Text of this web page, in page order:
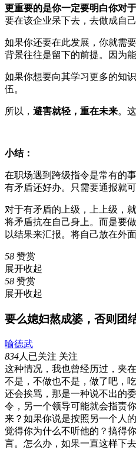
更重要的是你一定要明白你对
要在该企业呆下去，去做成自己
如果你还要在此发展，你就需
背景往往是留下的前提。因为
如果你想要向其学习更多的知
伍。
所以， 避害就轻，重在未来。
小结：
在职场遇到跨级指令是常有的
有矛盾还好办。只需要通报就可
对于有矛盾的上级，上上级，
将矛盾抗在自己身上。而是要
以结果来汇报。将自己放在外面
58 赞赏
展开收起
58 赞赏
展开收起
要么媳妇熬成婆，否则团
喻德武
834人已关注 关注
这种情况，我也曾经历过，夹
不是，不做也不是，做了吧，
还会挨骂，那是一种说不出的
令，另一个领导可能就会指责
来？如果你说是按照另一个人
觉得你为什么不听他的？搞得
言。怎么办，如果一直这样下